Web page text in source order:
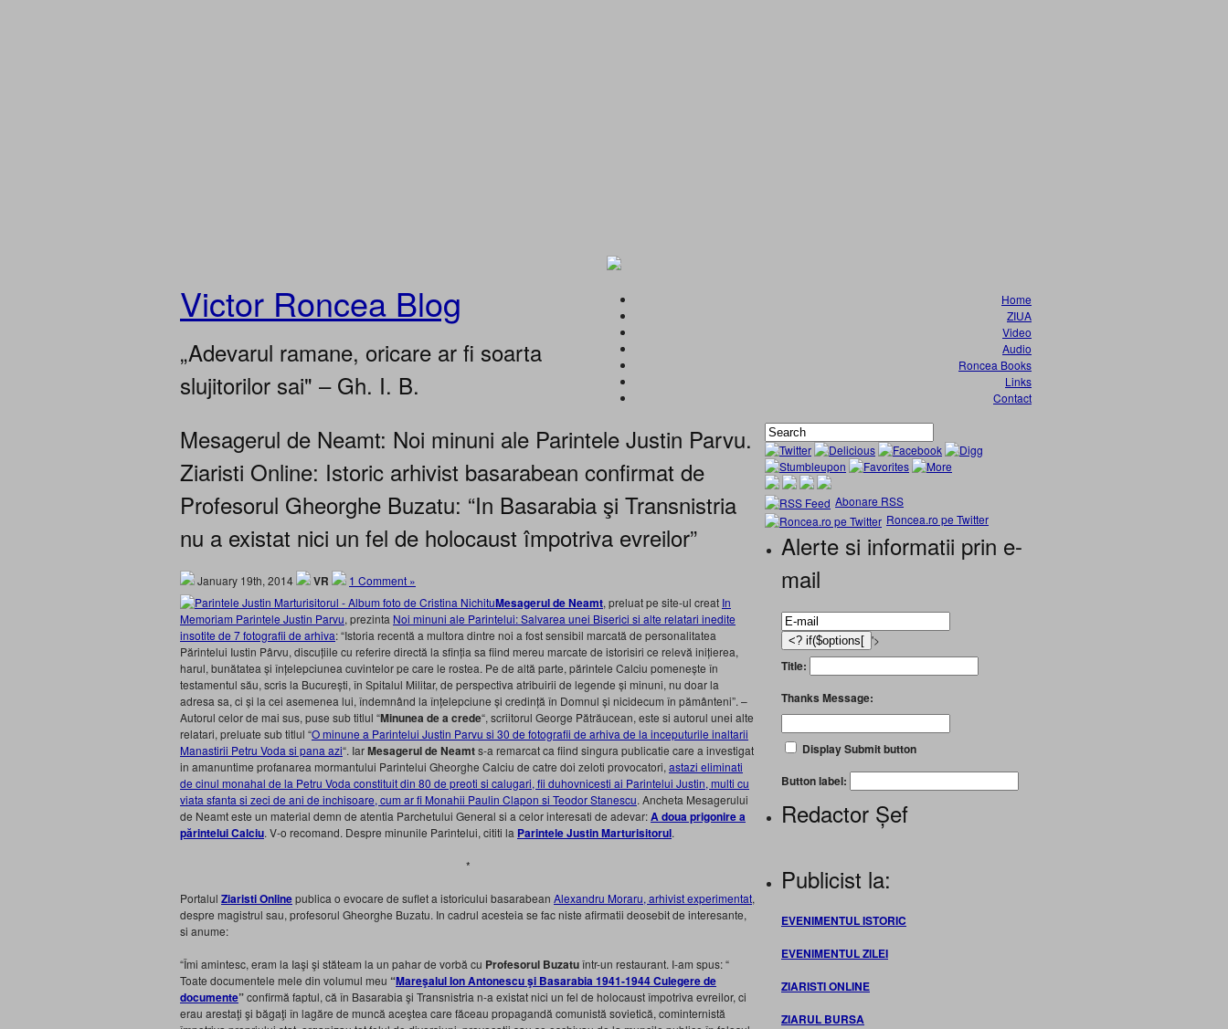
Victor Roncea Blog
„Adevarul ramane, oricare ar fi soarta
slujitorilor sai" – Gh. I. B.
Home
ZIUA
Video
Audio
Roncea Books
Links
Contact
Mesagerul de Neamt: Noi minuni ale Parintele Justin Parvu.
Ziaristi Online: Istoric arhivist basarabean confirmat de
Profesorul Gheorghe Buzatu: “In Basarabia şi Transnistria
nu a existat nici un fel de holocaust împotriva evreilor”
January 19th, 2014 VR 1 Comment »
Mesagerul de Neamt, preluat pe site-ul creat In
Memoriam Parintele Justin Parvu, prezinta Noi minuni ale Parintelui: Salvarea unei Biserici si alte relatari inedite
insotite de 7 fotografii de arhiva: “Istoria recentă a multora dintre noi a fost sensibil marcată de personalitatea
Părintelui Iustin Pârvu, discuțiile cu referire directă la sfinția sa fiind mereu marcate de istorisiri ce relevă inițierea,
harul, bunătatea și înțelepciunea cuvintelor pe care le rostea. Pe de altă parte, părintele Calciu pomenește în
testamentul său, scris la București, în Spitalul Militar, de perspectiva atribuirii de legende și minuni, nu doar la
adresa sa, ci și la cei asemenea lui, îndemnând la înțelepciune și credință în Domnul și nicidecum în pământeni”. –
Autorul celor de mai sus, puse sub titlul “Minunea de a crede“, scriitorul George Pătrăucean, este si autorul unei alte
relatari, preluate sub titlul “O minune a Parintelui Justin Parvu si 30 de fotografii de arhiva de la inceputurile inaltarii
Manastirii Petru Voda si pana azi“. IarMesagerul de Neamts-a remarcat ca fiind singura publicatie care a investigat
in amanuntime profanarea mormantului Parintelui Gheorghe Calciu de catre doi zeloti provocatori, astazi eliminati
de cinul monahal de la Petru Voda constituit din 80 de preoti si calugari, fii duhovnicesti ai Parintelui Justin, multi cu
viata sfanta si zeci de ani de inchisoare, cum ar fi Monahii Paulin Clapon si Teodor Stanescu. Ancheta Mesagerului
de Neamt este un material demn de atentia Parchetului General si a celor interesati de adevar:A doua prigonire a
părintelui Calciu. V-o recomand. Despre minunile Parintelui, cititi la Parintele Justin Marturisitorul.
*
Portalul Ziaristi Onlinepublica o evocare de suflet a istoricului basarabean Alexandru Moraru, arhivist experimentat,
despre magistrul sau, profesorul Gheorghe Buzatu. In cadrul acesteia se fac niste afirmatii deosebit de interesante,
si anume:
“Îmi amintesc, eram la Iaşi şi stăteam la un pahar de vorbă cu Profesorul Buzatuîntr-un restaurant. I-am spus: “
Toate documentele mele din volumul meu “Mareşalul Ion Antonescu şi Basarabia 1941-1944 Culegere de
documente”confirmă faptul, că în Basarabia şi Transnistria n-a existat nici un fel de holocaust împotriva evreilor, ci
erau arestaţi şi băgaţi în lagăre de muncă aceştea care făceau propagandă comunistă sovietică, cominternistă
Abonare RSS
Roncea.ro pe Twitter
Alerte si informatii prin e-
mail
'>
Title:
Thanks Message:
Display Submit button
Button label:
Redactor Șef
Publicist la:
EVENIMENTUL ISTORIC
EVENIMENTUL ZILEI
ZIARISTI ONLINE
ZIARUL BURSA